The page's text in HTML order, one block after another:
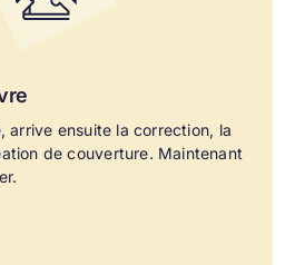
arrive ensuite la correction, la
de couverture. Maintenant